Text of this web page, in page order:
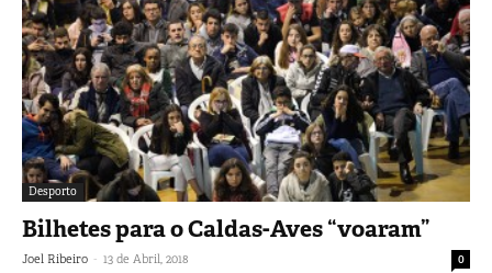
Desporto
Bilhetes para o Caldas-Aves “voaram”
Joel Ribeiro - 13 de Abril, 2018 0